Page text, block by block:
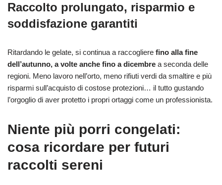
Raccolto prolungato, risparmio e
soddisfazione garantiti
Ritardando le gelate, si continua a raccogliere fino alla fine
dell’autunno, a volte anche fino a dicembre a seconda delle
regioni. Meno lavoro nell’orto, meno rifiuti verdi da smaltire e più
risparmi sull’acquisto di costose protezioni… il tutto gustando
l’orgoglio di aver protetto i propri ortaggi come un professionista.
Niente più porri congelati:
cosa ricordare per futuri
raccolti sereni